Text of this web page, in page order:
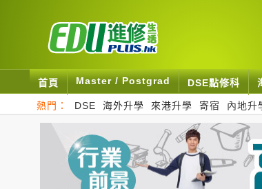
首頁 Master / Postgrad DSE點修科
熱門： DSE 海外升學 來港升學 寄宿 內地升